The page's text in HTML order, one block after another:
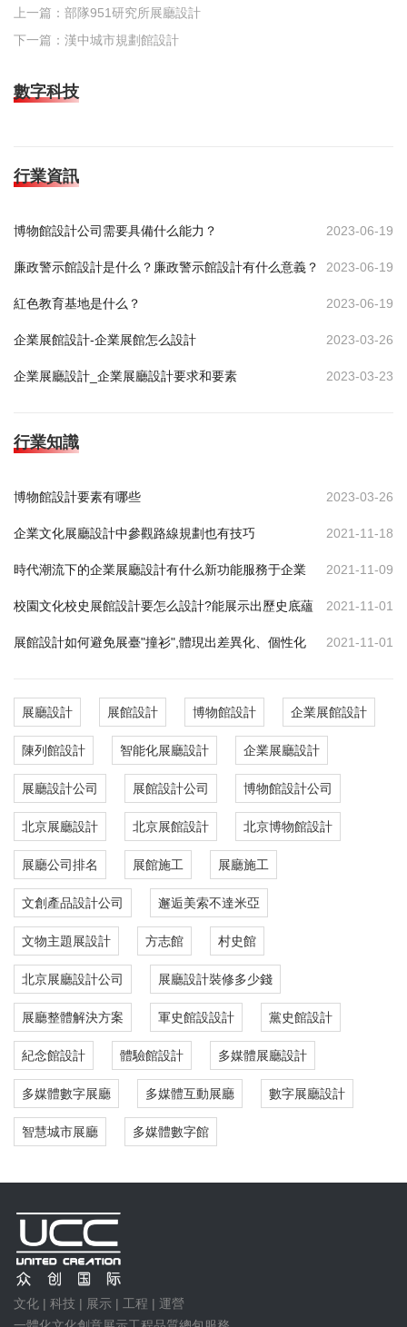
上一篇： 部隊951研究所展廳設計
下一篇： 漢中城市規劃館設計
數字科技
行業資訊
博物館設計公司需要具備什么能力？ 2023-06-19
廉政警示館設計是什么？廉政警示館設計有什么意義？ 2023-06-19
紅色教育基地是什么？ 2023-06-19
企業展館設計-企業展館怎么設計 2023-03-26
企業展廳設計_企業展廳設計要求和要素 2023-03-23
行業知識
博物館設計要素有哪些 2023-03-26
企業文化展廳設計中參觀路線規劃也有技巧 2021-11-18
時代潮流下的企業展廳設計有什么新功能服務于企業 2021-11-09
校園文化校史展館設計要怎么設計?能展示出歷史底蘊 2021-11-01
展館設計如何避免展臺"撞衫",體現出差異化、個性化 2021-11-01
展廳設計 展館設計 博物館設計 企業展館設計
陳列館設計 智能化展廳設計 企業展廳設計
展廳設計公司 展館設計公司 博物館設計公司
北京展廳設計 北京展館設計 北京博物館設計
展廳公司排名 展館施工 展廳施工
文創產品設計公司 邂逅美索不達米亞
文物主題展設計 方志館 村史館
北京展廳設計公司 展廳設計裝修多少錢
展廳整體解決方案 軍史館設設計 黨史館設計
紀念館設計 體驗館設計 多媒體展廳設計
多媒體數字展廳 多媒體互動展廳 數字展廳設計
智慧城市展廳 多媒體數字館
文化 | 科技 | 展示 | 工程 | 運營